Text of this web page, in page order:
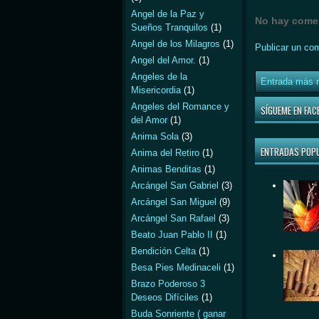
No hay
Publicar un
Entrada más
SÍGUEME EN
ENTRADAS
Angel de la Paz y
Sueños Tranquilos (1)
Angel de los Milagros (1)
Angel del Amor. (1)
Angeles de la
Misericordia (1)
Angeles del Romance y
del Amor (1)
Anima Sola (3)
Anima del Retiro (1)
Animas Benditas (1)
Arcángel San Gabriel (3)
Arcángel San Miguel (9)
Arcángel San Rafael (3)
Beato Juan Pablo II
(1)
Bendición Celta (1)
Besa Pies Medinaceli (1)
Brazo Poderoso 3
Deseos Difíciles (1)
Buda Sonriente ( ganar